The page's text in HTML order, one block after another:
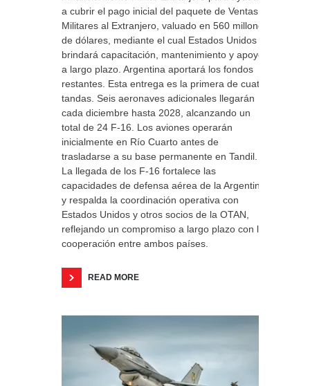
a cubrir el pago inicial del paquete de Ventas
Militares al Extranjero, valuado en 560 millones
de dólares, mediante el cual Estados Unidos
brindará capacitación, mantenimiento y apoyo
a largo plazo. Argentina aportará los fondos
restantes. Esta entrega es la primera de cuatro
tandas. Seis aeronaves adicionales llegarán
cada diciembre hasta 2028, alcanzando un
total de 24 F-16. Los aviones operarán
inicialmente en Río Cuarto antes de
trasladarse a su base permanente en Tandil.
La llegada de los F-16 fortalece las
capacidades de defensa aérea de la Argentina
y respalda la coordinación operativa con
Estados Unidos y otros socios de la OTAN,
reflejando un compromiso a largo plazo con la
cooperación entre ambos países.
READ MORE